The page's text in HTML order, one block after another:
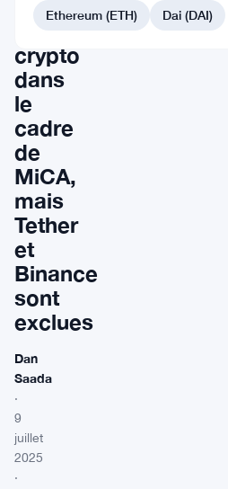
entreprises
crypto
dans
le
cadre
de
MiCA,
mais
Tether
et
Binance
sont
exclues
Dan
Saada
·
9
juillet
2025
·
Ethereum (ETH)
Dai (DAI)